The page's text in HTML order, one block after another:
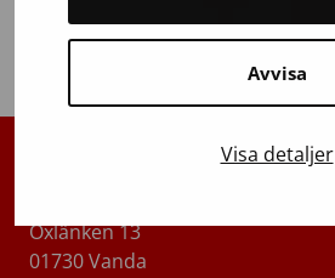
Avvisa
Visa detaljer
Oxlänken 13
01730 Vanda